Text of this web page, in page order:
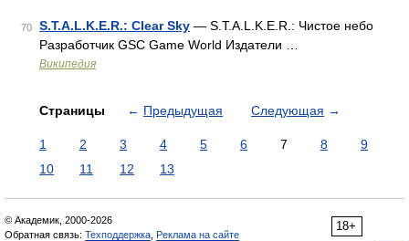
70 S.T.A.L.K.E.R.: Clear Sky — S.T.A.L.K.E.R.: Чистое небо
Разработчик GSC Game World Издатели …
Википедия
Страницы ← Предыдущая Следующая →
1 2 3 4 5 6 7 8
9
10
11 12 13
18+
© Академик, 2000-2026
Обратная связь: Техподдержка Реклама на сайте